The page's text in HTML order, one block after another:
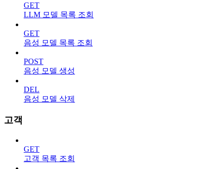
GET
LLM 모델 목록 조회
GET
음성 모델 목록 조회
POST
음성 모델 생성
DEL
음성 모델 삭제
고객
GET
고객 목록 조회